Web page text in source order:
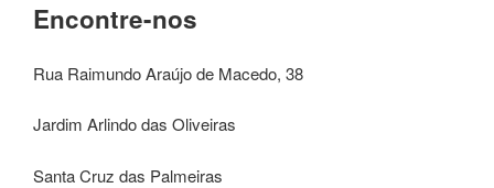
Encontre-nos
Rua Raimundo Araújo de Macedo, 38
Jardim Arlindo das Oliveiras
Santa Cruz das Palmeiras